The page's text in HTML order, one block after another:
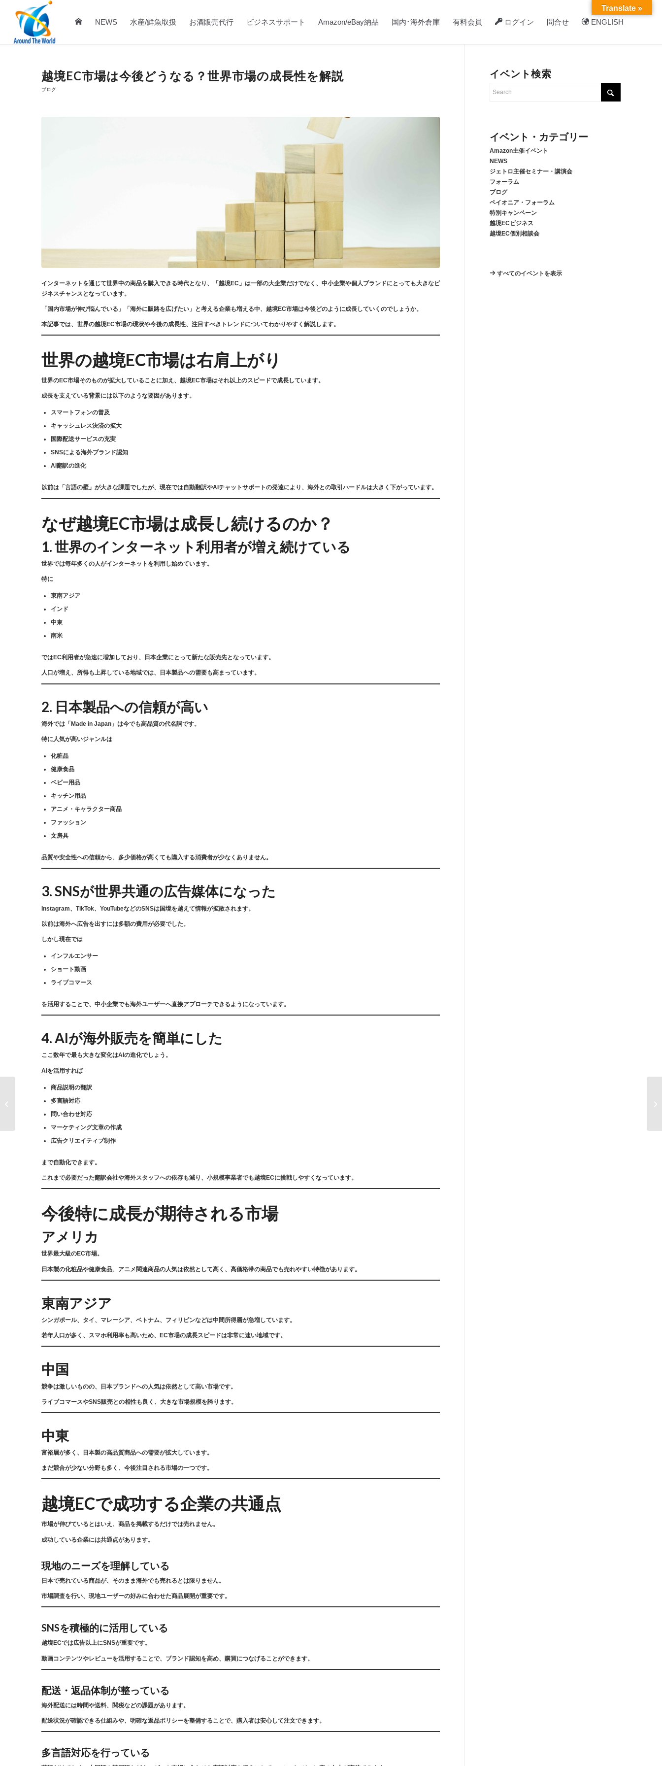
NEWS 水産/鮮魚取扱 お酒販売代行 ビジネスサポート Amazon/eBay納品 国内･海外倉庫 有料会員 ログイン 問合せ ENGLISH
越境EC市場は今後どうなる？世界市場の成長性を解説
ブログ
インターネットを通じて世界中の商品を購入できる時代となり、「越境EC」は一部の大企業だけでなく、中小企業や個人ブランドにとっても大きなビ
ジネスチャンスとなっています。
「国内市場が伸び悩んでいる」「海外に販路を広げたい」と考える企業も増える中、越境EC市場は今後どのように成長していくのでしょうか。
本記事では、世界の越境EC市場の現状や今後の成長性、注目すべきトレンドについてわかりやすく解説します。
世界の越境EC市場は右肩上がり
世界のEC市場そのものが拡大していることに加え、越境EC市場はそれ以上のスピードで成長しています。
成長を支えている背景には以下のような要因があります。
スマートフォンの普及
キャッシュレス決済の拡大
国際配送サービスの充実
SNSによる海外ブランド認知
AI翻訳の進化
以前は「言語の壁」が大きな課題でしたが、現在では自動翻訳やAIチャットサポートの発達により、海外との取引ハードルは大きく下がっています。
なぜ越境EC市場は成長し続けるのか？
1. 世界のインターネット利用者が増え続けている
世界では毎年多くの人がインターネットを利用し始めています。
特に
東南アジア
インド
中東
南米
ではEC利用者が急速に増加しており、日本企業にとって新たな販売先となっています。
人口が増え、所得も上昇している地域では、日本製品への需要も高まっています。
2. 日本製品への信頼が高い
海外では「Made in Japan」は今でも高品質の代名詞です。
特に人気が高いジャンルは
化粧品
健康食品
ベビー用品
キッチン用品
アニメ・キャラクター商品
ファッション
文房具
品質や安全性への信頼から、多少価格が高くても購入する消費者が少なくありません。
3. SNSが世界共通の広告媒体になった
Instagram、TikTok、YouTubeなどのSNSは国境を越えて情報が拡散されます。
以前は海外へ広告を出すには多額の費用が必要でした。
しかし現在では
インフルエンサー
ショート動画
ライブコマース
を活用することで、中小企業でも海外ユーザーへ直接アプローチできるようになっています。
4. AIが海外販売を簡単にした
ここ数年で最も大きな変化はAIの進化でしょう。
AIを活用すれば
商品説明の翻訳
多言語対応
問い合わせ対応
マーケティング文章の作成
広告クリエイティブ制作
まで自動化できます。
これまで必要だった翻訳会社や海外スタッフへの依存も減り、小規模事業者でも越境ECに挑戦しやすくなっています。
今後特に成長が期待される市場
アメリカ
世界最大級のEC市場。
日本製の化粧品や健康食品、アニメ関連商品の人気は依然として高く、高価格帯の商品でも売れやすい特徴があります。
東南アジア
シンガポール、タイ、マレーシア、ベトナム、フィリピンなどは中間所得層が急増しています。
若年人口が多く、スマホ利用率も高いため、EC市場の成長スピードは非常に速い地域です。
中国
競争は激しいものの、日本ブランドへの人気は依然として高い市場です。
ライブコマースやSNS販売との相性も良く、大きな市場規模を誇ります。
中東
富裕層が多く、日本製の高品質商品への需要が拡大しています。
まだ競合が少ない分野も多く、今後注目される市場の一つです。
越境ECで成功する企業の共通点
市場が伸びているとはいえ、商品を掲載するだけでは売れません。
成功している企業には共通点があります。
現地のニーズを理解している
日本で売れている商品が、そのまま海外でも売れるとは限りません。
市場調査を行い、現地ユーザーの好みに合わせた商品展開が重要です。
SNSを積極的に活用している
越境ECでは広告以上にSNSが重要です。
動画コンテンツやレビューを活用することで、ブランド認知を高め、購買につなげることができます。
配送・返品体制が整っている
海外配送には時間や送料、関税などの課題があります。
配送状況が確認できる仕組みや、明確な返品ポリシーを整備することで、購入者は安心して注文できます。
多言語対応を行っている
イベント検索
イベント・カテゴリー
Amazon主催イベント
NEWS
ジェトロ主催セミナー・講演会
フォーラム
ブログ
ペイオニア・フォーラム
特別キャンペーン
越境ECビジネス
越境EC個別相談会
すべてのイベントを表示
ランスフォーメーショ
ン）：事業�...
Translate »